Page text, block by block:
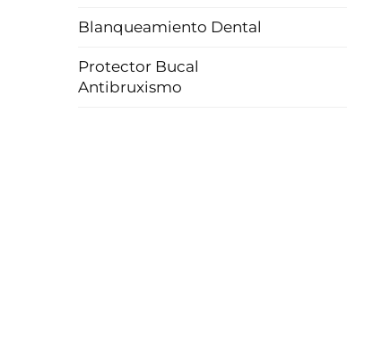
Blanqueamiento Dental
Protector Bucal
Antibruxismo